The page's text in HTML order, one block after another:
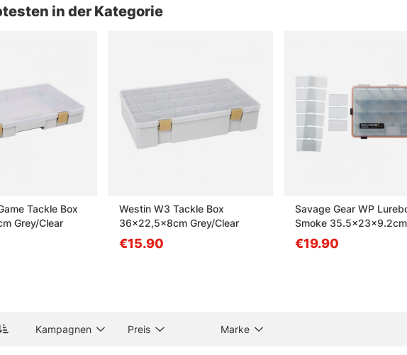
schneller im Zugriff, gerade wenn der Drill schon läuft und keine Zeit für Gefummel
zu Förvaring
Förvaring beim Angeln gemeint?
in der Kategorie
Tackle Box
Grey/Clear
Westin W3 Tackle Box
36x22,5x8cm Grey/Clear
€15.90
Savage Gear WP
Smoke 35.5x23x9.2cm
€19.90
Kampagnen Preis Marke